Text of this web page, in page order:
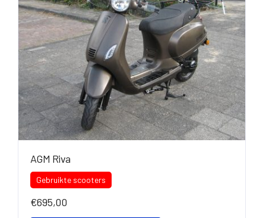
AGM Riva
Gebruikte scooters
€695,00